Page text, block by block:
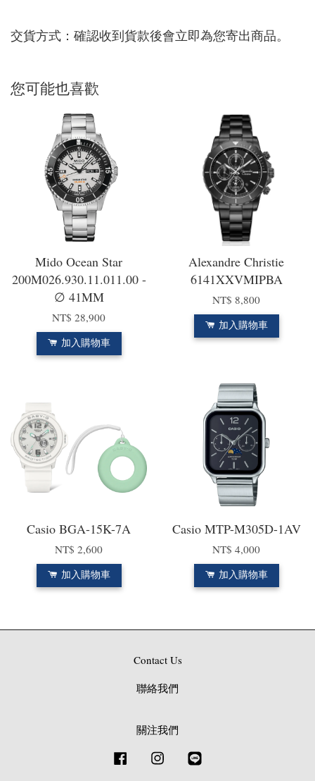
交貨方式：確認收到貨款後會立即為您寄出商品。
您可能也喜歡
Mido Ocean Star
200M026.930.11.011.00 -
∅ 41MM
NT$ 28,900
加入購物車
Alexandre Christie
6141XXVMIPBA
NT$ 8,800
加入購物車
Casio BGA-15K-7A
NT$ 2,600
加入購物車
Casio MTP-M305D-1AV
NT$ 4,000
加入購物車
Contact Us
聯絡我們
關注我們
Facebook Instagram